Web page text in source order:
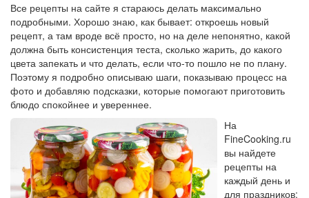
Все рецепты на сайте я стараюсь делать максимально
подробными. Хорошо знаю, как бывает: откроешь новый
рецепт, а там вроде всё просто, но на деле непонятно, какой
должна быть консистенция теста, сколько жарить, до какого
цвета запекать и что делать, если что-то пошло не по плану.
Поэтому я подробно описываю шаги, показываю процесс на
фото и добавляю подсказки, которые помогают приготовить
блюдо спокойнее и увереннее.
На
FineCooking.ru
вы найдете
рецепты на
каждый день и
для праздников: